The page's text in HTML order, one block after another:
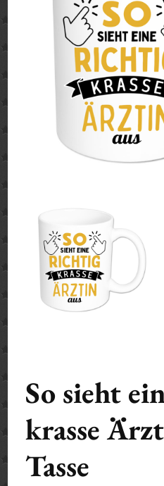
So sieht
krasse
Tasse